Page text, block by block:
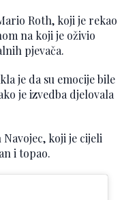
Roth, koji je rekao
na koji je oživio
pjevača.
je da su emocije bile
je izvedba djelovala
koji je cijeli
i topao.